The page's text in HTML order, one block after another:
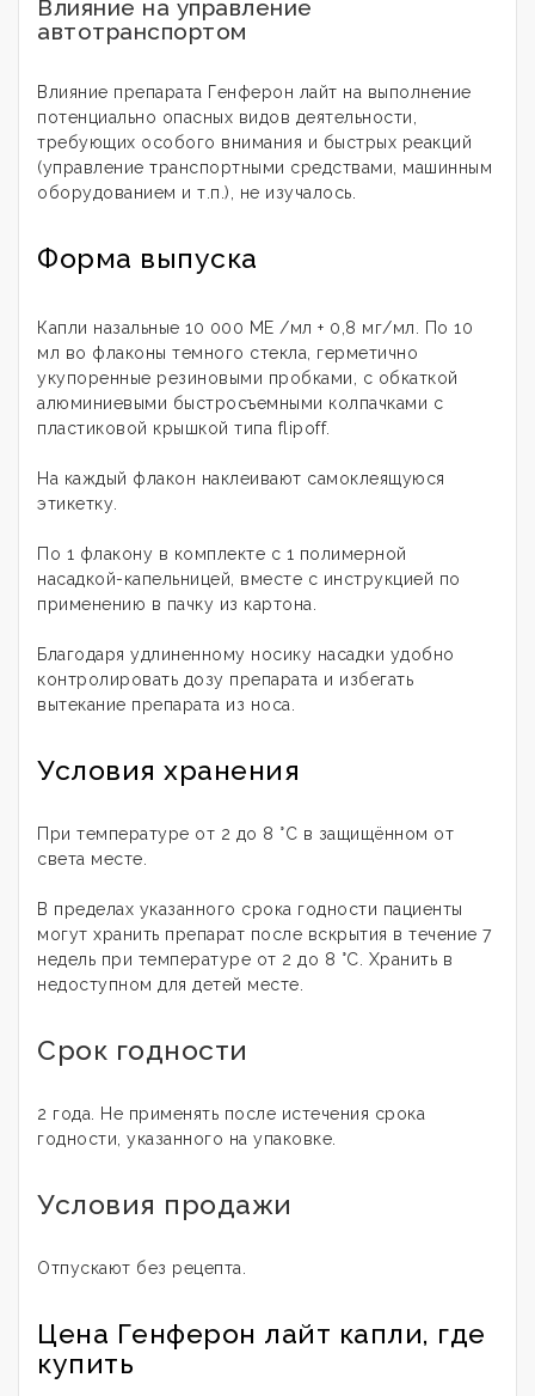
Влияние на управление
автотранспортом
Влияние препарата Генферон лайт на выполнение
потенциально опасных видов деятельности,
требующих особого внимания и быстрых реакций
(управление транспортными средствами, машинным
оборудованием и т.п.), не изучалось.
Форма выпуска
Капли назальные 10 000 МЕ /мл + 0,8 мг/мл. По 10
мл во флаконы темного стекла, герметично
укупоренные резиновыми пробками, с обкаткой
алюминиевыми быстросъемными колпачками с
пластиковой крышкой типа flipoff.
На каждый флакон наклеивают самоклеящуюся
этикетку.
По 1 флакону в комплекте с 1 полимерной
насадкой-капельницей, вместе с инструкцией по
применению в пачку из картона.
Благодаря удлиненному носику насадки удобно
контролировать дозу препарата и избегать
вытекание препарата из носа.
Условия хранения
При температуре от 2 до 8 °С в защищённом от
света месте.
В пределах указанного срока годности пациенты
могут хранить препарат после вскрытия в течение 7
недель при температуре от 2 до 8 °С. Хранить в
недоступном для детей месте.
Срок годности
2 года. Не применять после истечения срока
годности, указанного на упаковке.
Условия продажи
Отпускают без рецепта.
Цена Генферон лайт капли, где
купить